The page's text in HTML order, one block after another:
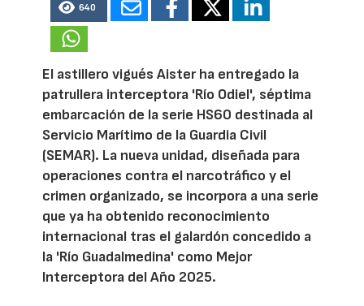
640
El astillero vigués Aister ha entregado la
patrullera interceptora 'Río Odiel', séptima
embarcación de la serie HS60 destinada al
Servicio Marítimo de la Guardia Civil
(SEMAR). La nueva unidad, diseñada para
operaciones contra el narcotráfico y el
crimen organizado, se incorpora a una serie
que ya ha obtenido reconocimiento
internacional tras el galardón concedido a
la 'Río Guadalmedina' como Mejor
Interceptora del Año 2025.